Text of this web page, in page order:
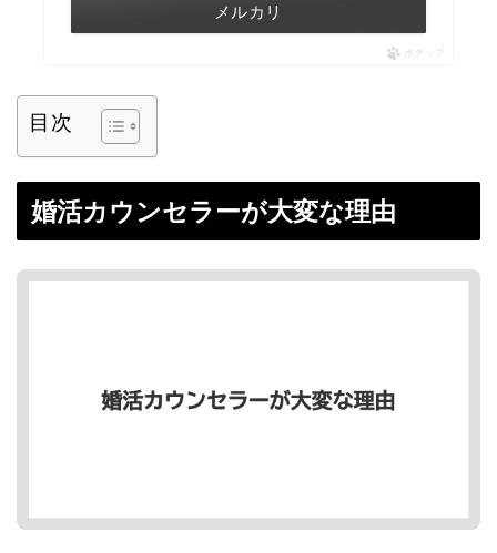
メルカリ
ポチップ
目次
婚活カウンセラーが大変な理由